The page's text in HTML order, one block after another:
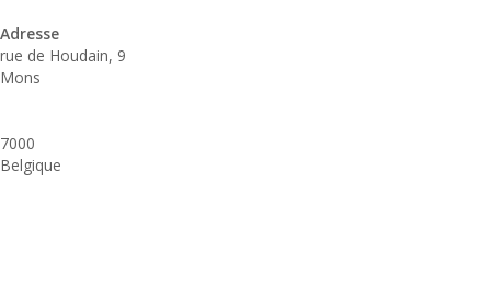
Adresse
rue de Houdain, 9
Mons
7000
Belgique